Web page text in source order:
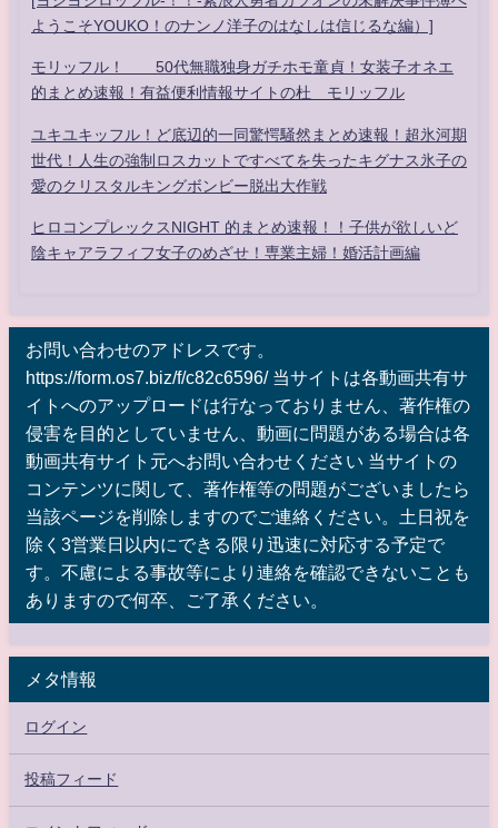
ようこそYOUKO！のナンノ洋子のはなしは信じるな編）]
モリッフル！ 50代無職独身ガチホモ童貞！女装子オネエ
的まとめ速報！有益便利情報サイトの杜 モリッフル
ユキユキッフル！ど底辺的一同驚愕騒然まとめ速報！超氷河期
世代！人生の強制ロスカットですべてを失ったキグナス氷子の
愛のクリスタルキングボンビー脱出大作戦
ヒロコンプレックスNIGHT 的まとめ速報！！子供が欲しいど
陰キャアラフィフ女子のめざせ！専業主婦！婚活計画編
お問い合わせのアドレスです。
https://form.os7.biz/f/c82c6596/ 当サイトは各動画共有サ
イトへのアップロードは行なっておりません、著作権の
侵害を目的としていません、動画に問題がある場合は各
動画共有サイト元へお問い合わせください 当サイトの
コンテンツに関して、著作権等の問題がございましたら
当該ページを削除しますのでご連絡ください。土日祝を
除く3営業日以内にできる限り迅速に対応する予定で
す。不慮による事故等により連絡を確認できないことも
ありますので何卒、ご了承ください。
メタ情報
ログイン
投稿フィード